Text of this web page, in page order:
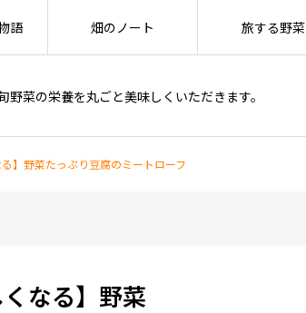
野菜の栄養を丸ごと美味しくいただきます。
語 畑のノート 旅する野菜
】野菜たっぷり豆腐のミートローフ
くなる】野菜